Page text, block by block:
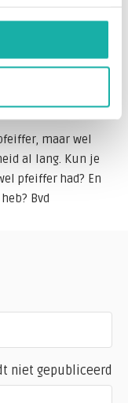
maar wel
al lang. Kun je
pfeiffer had? En
Bvd
niet gepubliceerd